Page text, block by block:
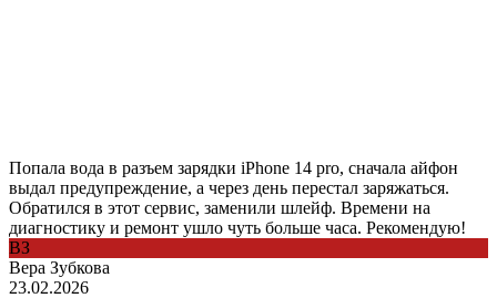
Попала вода в разъем зарядки iPhone 14 pro, сначала айфон
выдал предупреждение, а через день перестал заряжаться.
Обратился в этот сервис, заменили шлейф. Времени на
диагностику и ремонт ушло чуть больше часа. Рекомендую!
ВЗ
Вера Зубкова
23.02.2026